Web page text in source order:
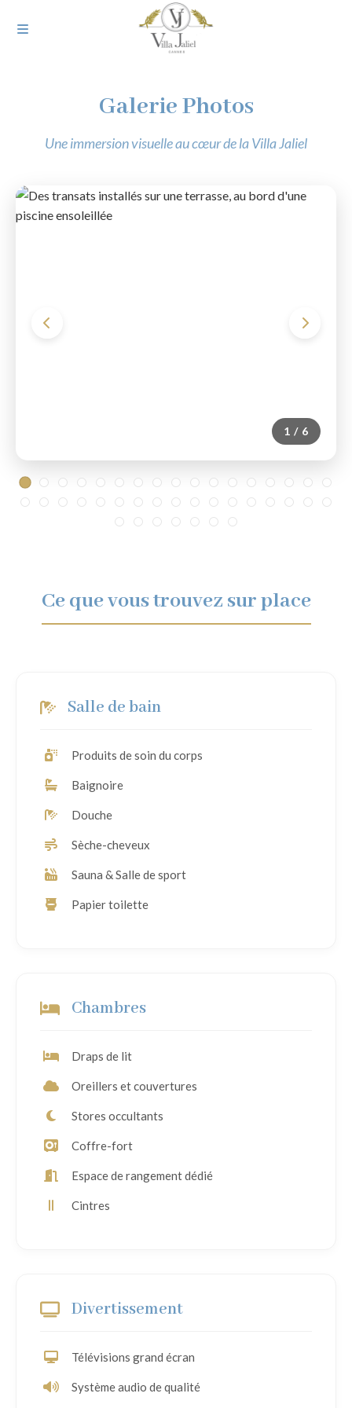
Galerie Photos
Une immersion visuelle au cœur de la Villa Jaliel
1 / 6
Ce que vous trouvez sur place
Salle de bain
Produits de soin du corps
Baignoire
Douche
Sèche-cheveux
Sauna & Salle de sport
Papier toilette
Chambres
Draps de lit
Oreillers et couvertures
Stores occultants
Coffre-fort
Espace de rangement dédié
Cintres
Divertissement
Télévisions grand écran
Système audio de qualité